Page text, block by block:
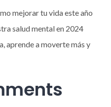
mejorar tu vida este año
salud mental en 2024
aprende a moverte más y